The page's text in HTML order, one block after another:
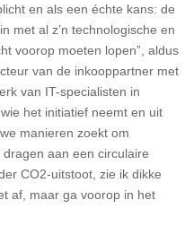
en als een échte kans: de
met al z’n technologische en
voorop moeten lopen”, aldus
van de inkooppartner met
van IT-specialisten in
het initiatief neemt en uit
manieren zoekt om
aan een circulaire
CO2-uitstoot, zie ik dikke
af, maar ga voorop in het